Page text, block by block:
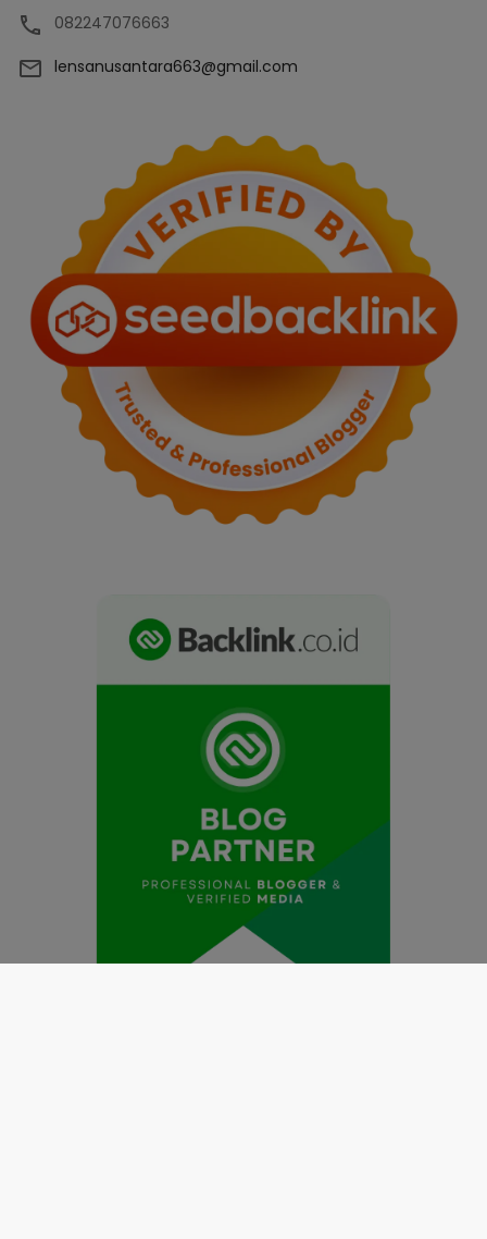
082247076663
lensanusantara663@gmail.com